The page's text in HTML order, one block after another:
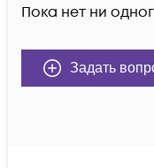
Пока нет ни
Задать